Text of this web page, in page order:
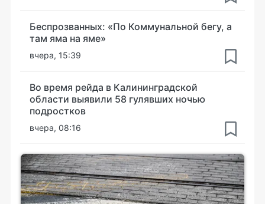
Беспрозванных: «По Коммунальной бегу, а
там яма на яме»
вчера, 15:39
Во время рейда в Калининградской
области выявили 58 гулявших ночью
подростков
вчера, 08:16